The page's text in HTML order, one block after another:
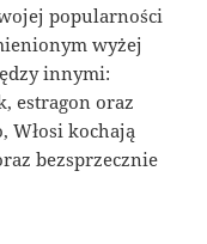
popularności
wyżej
innymi:
estragon oraz
Włosi kochają
bezsprzecznie